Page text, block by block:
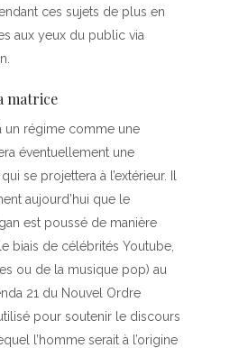
ces sujets de plus en
aux yeux du public via
matrice
à un régime comme une
éventuellement une
se projettera à l’extérieur. Il
aujourd’hui que le
est poussé de manière
biais de célébrités Youtube,
ou de la musique pop) au
21 du Nouvel Ordre
pour soutenir le discours
l’homme serait à l’origine